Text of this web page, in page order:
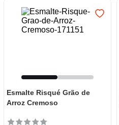
Esmalte Risqué Grão de
Arroz Cremoso